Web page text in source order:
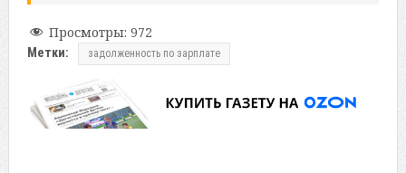
Просмотры: 972
Метки: задолженность по зарплате